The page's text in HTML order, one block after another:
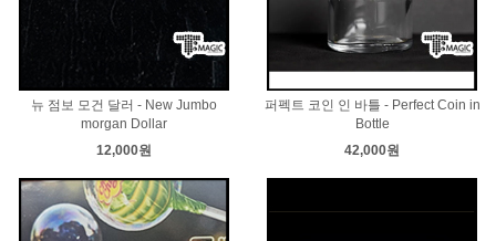
뉴 점보 모건 달러 - New Jumbo
morgan Dollar
12,000원
퍼펙트 코인 인 바틀 - Perfect Coin in
Bottle
42,000원